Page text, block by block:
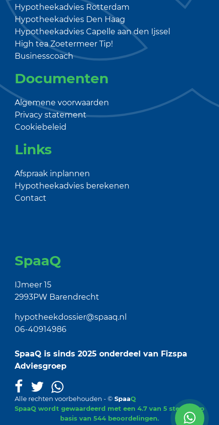
Hypotheekadvies Rotterdam
Hypotheekadvies Den Haag
Hypotheekadvies Capelle aan den Ijssel
High tea Zoetermeer Tip!
Businesscoach
Documenten
Algemene voorwaarden
Privacy statement
Cookiebeleid
Links
Afspraak inplannen
Hypotheekadvies berekenen
Contact
SpaaQ
IJmeer 15
2993PW Barendrecht
hypotheekdossier@spaaq.nl
06-40914986
SpaaQ is sinds 2025 onderdeel van Fizspa
Adviesgroep
Alle rechten voorbehouden - © SpaaQ
SpaaQ wordt gewaardeerd met een 4.7 van 5 sterren op
basis van 544 beoordelingen.